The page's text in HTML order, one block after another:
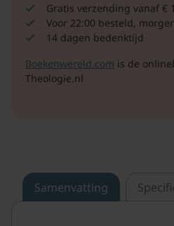
Gratis verzending vanaf €
Voor 22:00 besteld,
14 dagen bedenktijd
Boekenwereld.com is de
Theologie.nl
Samenvatting